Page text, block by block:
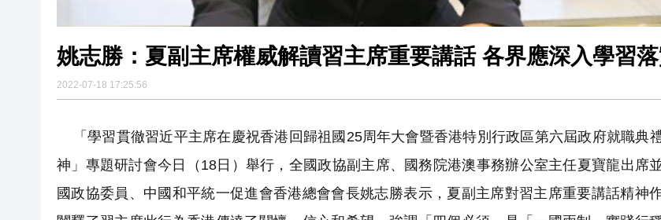
姚志勝：夏副主席權威解讀習主席重要講話 各界應深入學習
2022-07-18 17:25:56
「學習貫徹習近平主席在慶祝香港回歸祖國25周年大會暨香港特別行政區第六屆政府就職典
神」專題研討會今日（18日）舉行，全國政協副主席、國務院港澳事務辦公室主任夏寶龍出席
國政協委員、中國和平統一促進會香港總會會長姚志勝表示，夏副主席對習主席重要講話精神